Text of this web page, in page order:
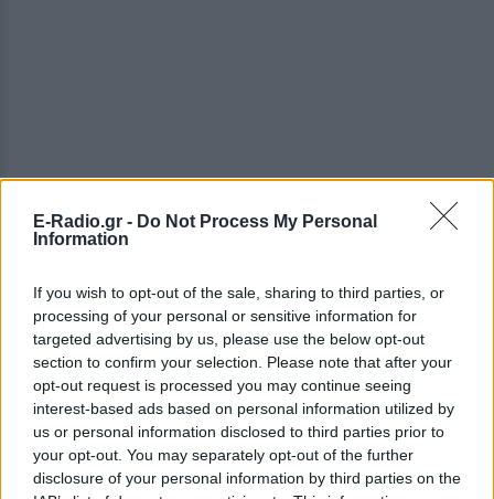
E-Radio.gr - Do Not Process My Personal
Information
If you wish to opt-out of the sale, sharing to third parties, or
processing of your personal or sensitive information for
targeted advertising by us, please use the below opt-out
section to confirm your selection. Please note that after your
opt-out request is processed you may continue seeing
interest-based ads based on personal information utilized by
us or personal information disclosed to third parties prior to
your opt-out. You may separately opt-out of the further
disclosure of your personal information by third parties on the
ΔΕΙΤΕ ΕΠΙΣΗΣ
ΣΤΗΝ ΙΔΙΑ ΚΑΤΗΓΟΡΙΑ
Κάια Γκέρμπερ: Με
αποκαλυπτικό μαύρο look
θύμισε τη Σίντι Κρόφορντ